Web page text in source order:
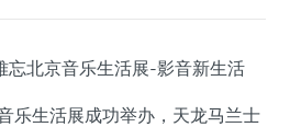
乐生活展成功举办，天龙马兰士